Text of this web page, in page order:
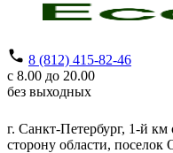
8 (812) 415-82-46
с 8.00 до 20.00
без выходных
г. Санкт-Петербург, 1-й км
сторону области, поселок